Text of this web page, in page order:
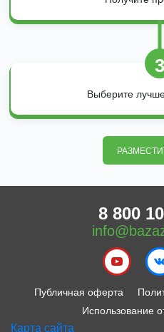
3
Выберите
Публичная оферта
Использование
Карта сайта
8 800